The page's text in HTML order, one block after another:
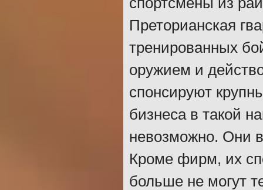
Преторианская
тренированных
оружием и
спонсируют
бизнеса в такой
невозможно. Они
Кроме фирм, их
больше не могут